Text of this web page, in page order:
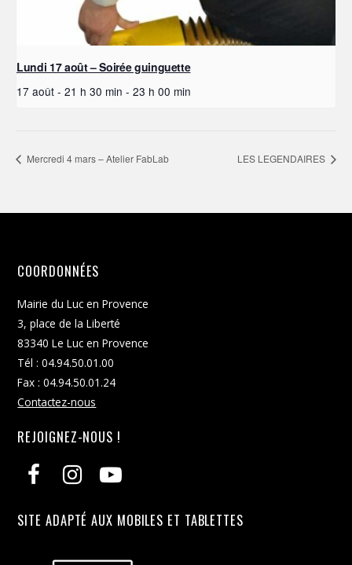
Lundi 17 août – Soirée guinguette
17 août - 21 h 30 min - 23 h 00 min
Mercredi 4 mars – Atelier FabLab LES LEGENDAIRES
COORDONNÉES
Mairie du Luc en Provence
3, place de la Liberté
83340 Le Luc en Provence
Tél : 04.94.50.01.00
Fax : 04.94.50.01.24
Contactez-nous
REJOIGNEZ-NOUS !
SITE ADAPTÉ AUX MOBILES ET TABLETTES